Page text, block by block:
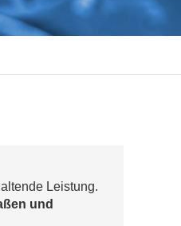
Leistung.
und